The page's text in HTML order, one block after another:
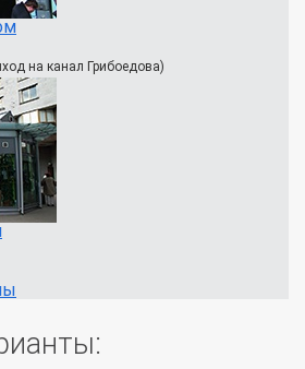
на канал Грибоедова)